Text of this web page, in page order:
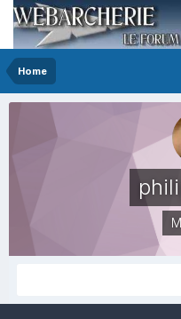
Home